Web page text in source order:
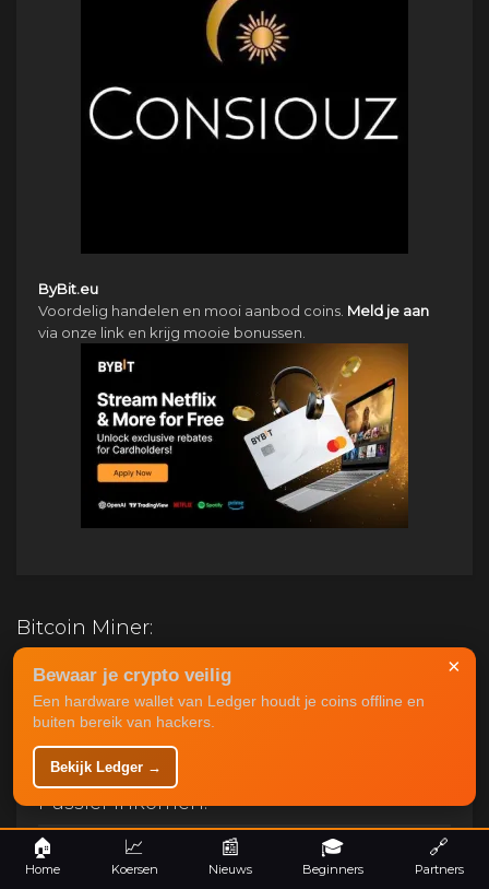
ByBit.eu
Voordelig handelen en mooi aanbod coins. Meld je aan
via onze link en krijg mooie bonussen.
Bitcoin Miner:
Antminer S19K Pro 120TH - Draaiend in mining farm
Ethiopie
€1,950.00Oorspronkelijke
prijs
€1,950.00.
€950.00
Passief Inkomen:
Bitcoin Mining:
Mining interessanter dan HODL? Bekijk hier de informatie
🏠
Home
📈
Koersen
📰
Nieuws
🎓
Beginners
🔗
Partners
×
Bewaar je crypto veilig
Een hardware wallet van Ledger houdt je coins offline en
buiten bereik van hackers.
Bekijk Ledger →